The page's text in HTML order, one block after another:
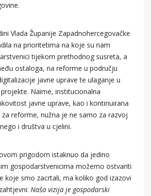
Vlada Županije Zapadnohercegovačke
na prioritetima na koje su nam
tijekom prethodnog susreta, a
ostaloga, na reforme u području
javne uprave te ulaganje u
Naime, institucionalna
javne uprave, kao i kontinuirana
reforme, nužna je ne samo za razvoj
i društva u cjelini.
prigodom istaknuo da jedino
gospodarstvenicima možemo ostvariti
koje smo zacrtali, ma koliko god izazovi
Naša vizija je gospodarski